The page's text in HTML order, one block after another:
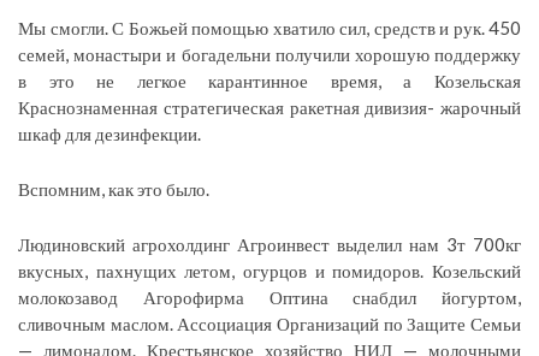
Мы смогли. С Божьей помощью хватило сил, средств и рук. 450
семей, монастыри и богадельни получили хорошую поддержку
в это не легкое карантинное время, а Козельская
Краснознаменная стратегическая ракетная дивизия- жарочный
шкаф для дезинфекции.
Вспомним, как это было.
Людиновский агрохолдинг Агроинвест выделил нам 3т 700кг
вкусных, пахнущих летом, огурцов и помидоров. Козельский
молокозавод Агорофирма Оптина снабдил йогуртом,
сливочным маслом. Ассоциация Организаций по Защите Семьи
— лимонадом. Крестьянское хозяйство НИЛ — молочными